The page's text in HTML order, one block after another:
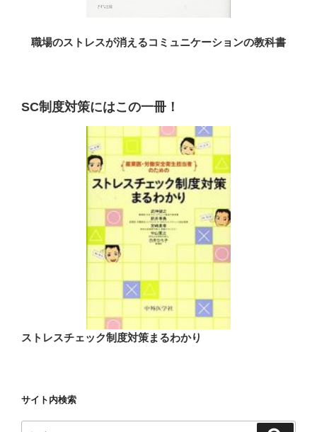
職場のストレスが消えるコミュニケーションの教科書
SC制度対策にはこの一冊！
ストレスチェック制度対策まるわかり
サイト内検索
検